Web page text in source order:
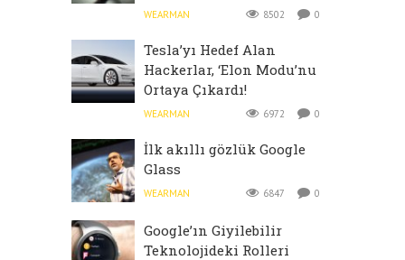
WEARMAN 8502 0
Tesla’yı Hedef Alan
Hackerlar, ‘Elon Modu’nu
Ortaya Çıkardı!
WEARMAN 6972 0
İlk akıllı gözlük Google
Glass
WEARMAN 6847 0
Google’ın Giyilebilir
Teknolojideki Rolleri